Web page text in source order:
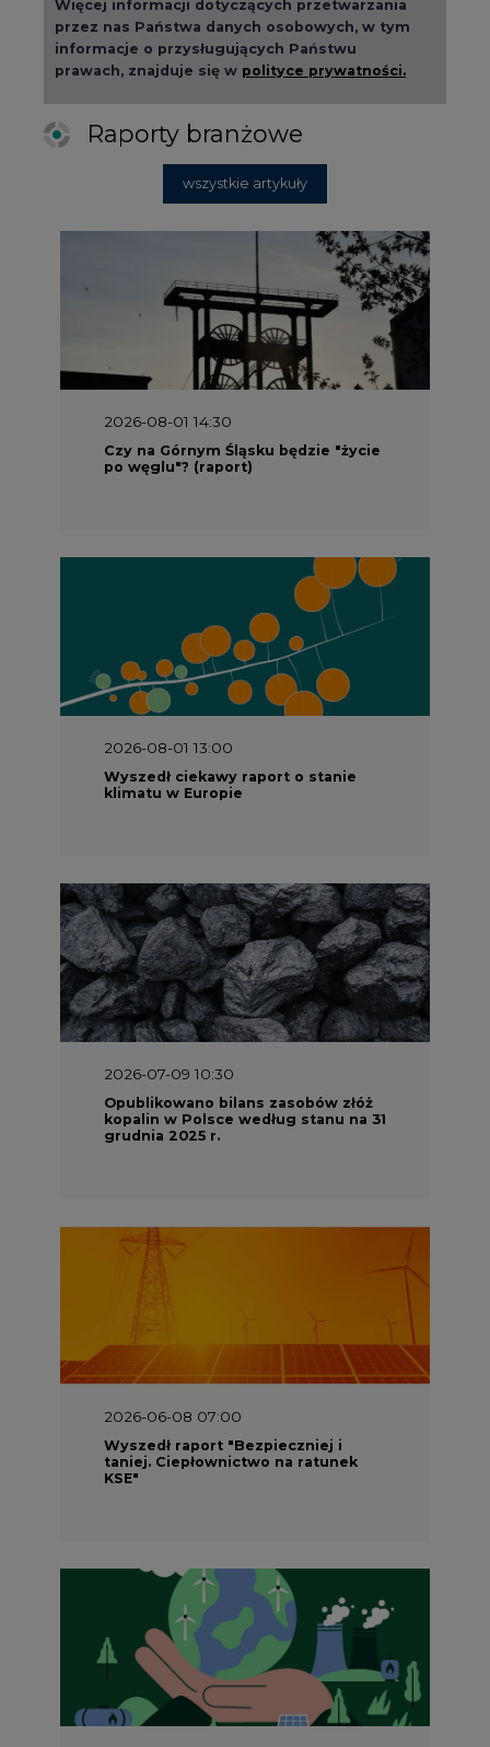
Więcej informacji dotyczących przetwarzania
przez nas Państwa danych osobowych, w tym
informacje o przysługujących Państwu
prawach, znajduje się w polityce prywatności.
Raporty branżowe
wszystkie artykuły
2026-08-01 14:30
Czy na Górnym Śląsku będzie "życie
po węglu"? (raport)
2026-08-01 13:00
Wyszedł ciekawy raport o stanie
klimatu w Europie
2026-07-09 10:30
Opublikowano bilans zasobów złóż
kopalin w Polsce według stanu na 31
grudnia 2025 r.
2026-06-08 07:00
Wyszedł raport "Bezpieczniej i
taniej. Ciepłownictwo na ratunek
KSE"